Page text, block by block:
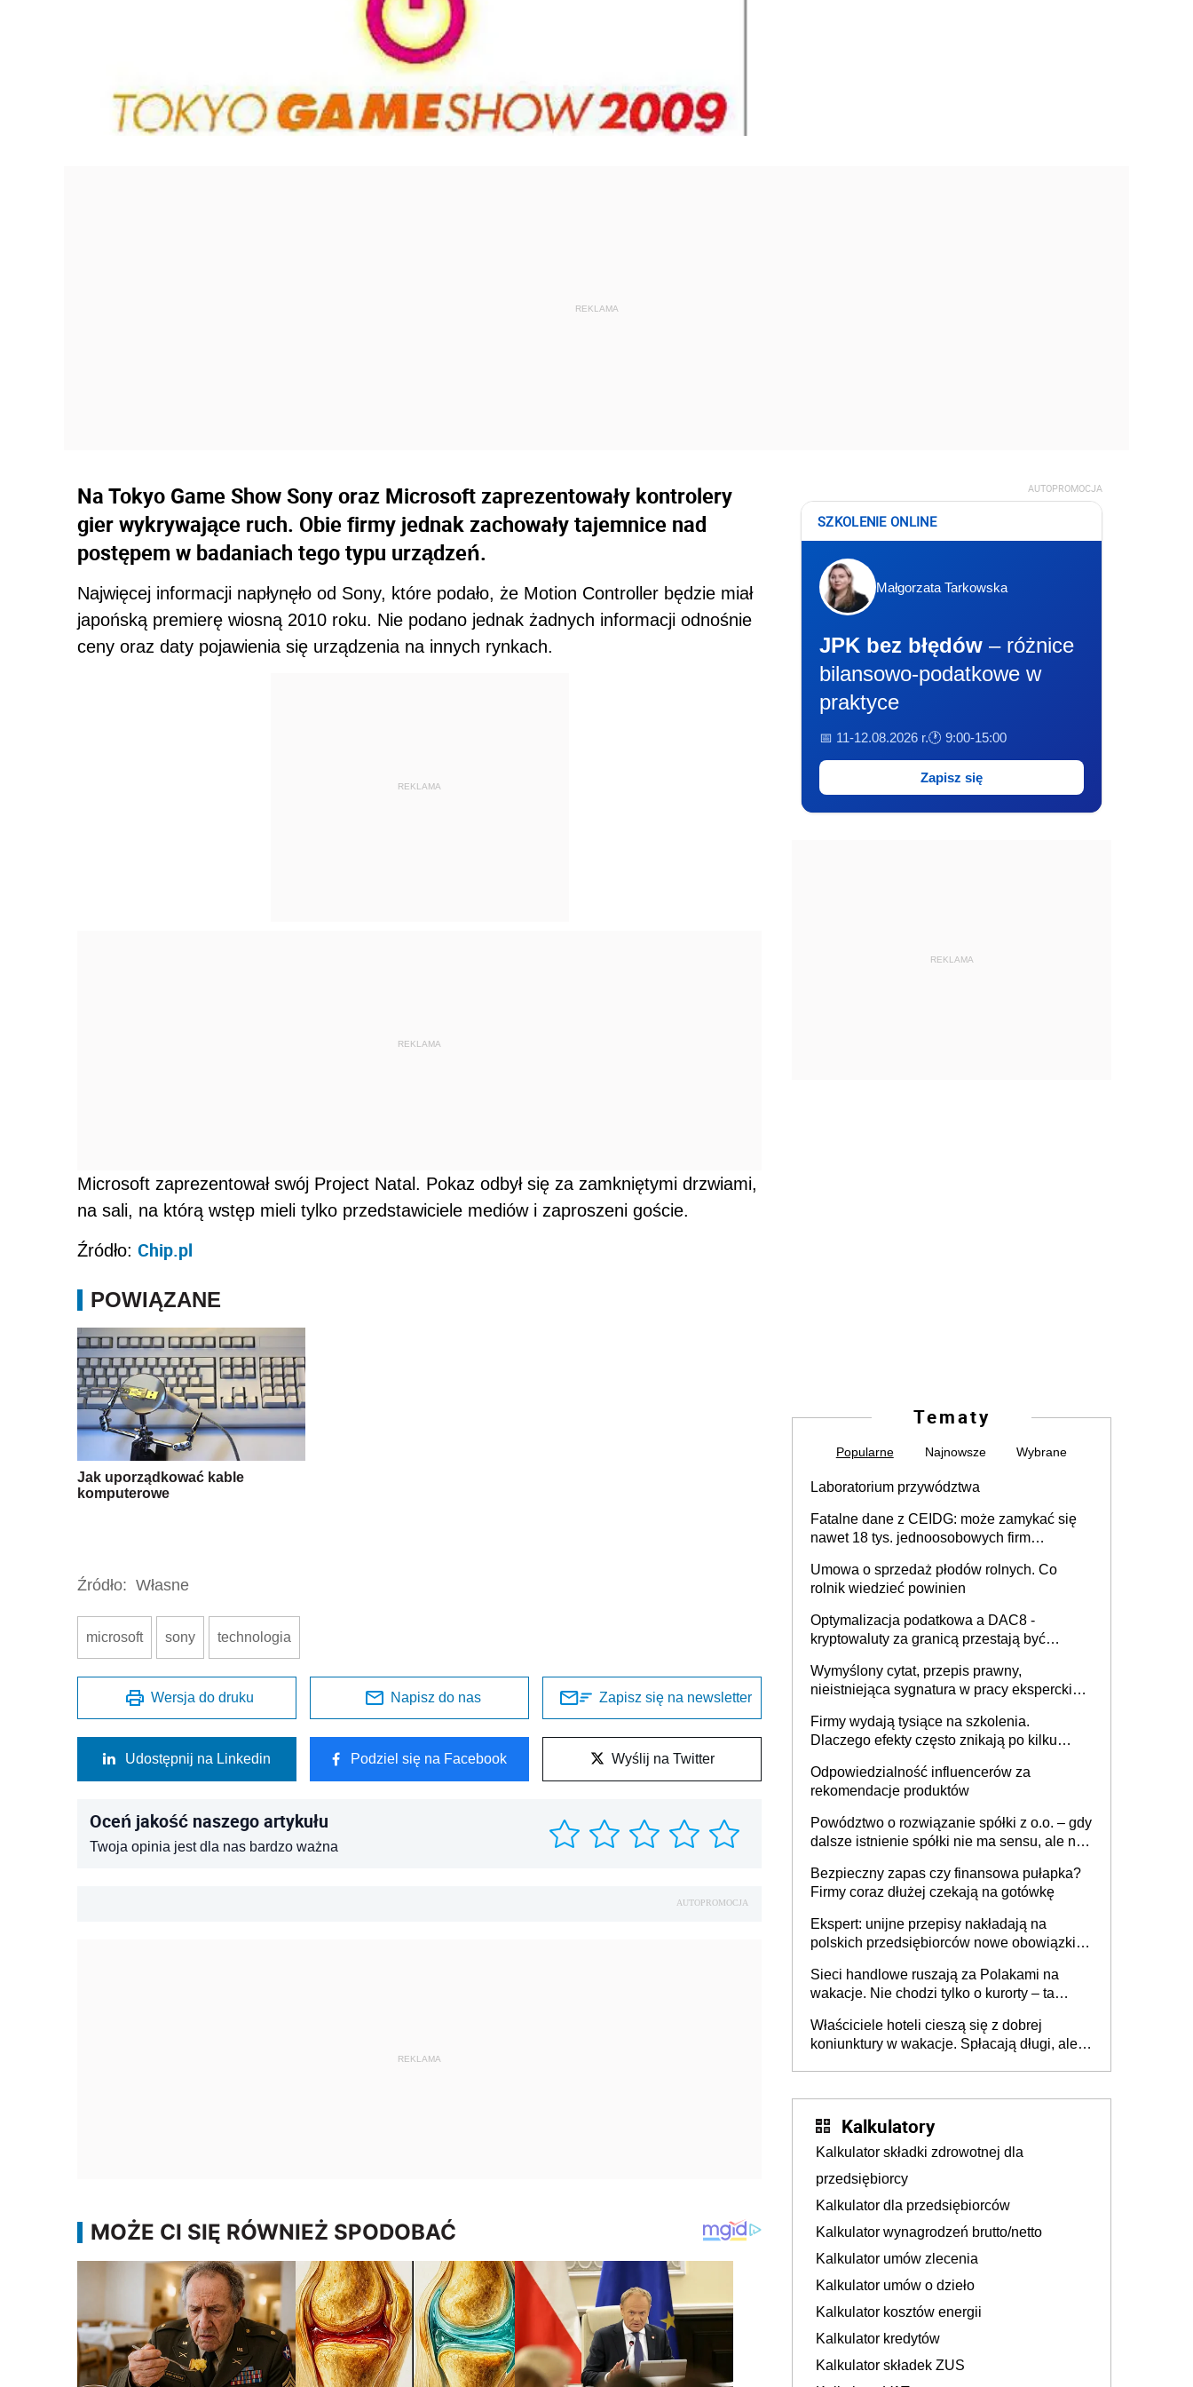
Na Tokyo Game Show Sony oraz Microsoft zaprezentowały kontrolery
gier wykrywające ruch. Obie firmy jednak zachowały tajemnice nad
postępem w badaniach tego typu urządzeń.
Najwięcej informacji napłynęło od Sony, które podało, że Motion Controller będzie miał
japońską premierę wiosną 2010 roku. Nie podano jednak żadnych informacji odnośnie
ceny oraz daty pojawienia się urządzenia na innych rynkach.
REKLAMA
REKLAMA
Microsoft zaprezentował swój Project Natal. Pokaz odbył się za zamkniętymi drzwiami,
na sali, na którą wstęp mieli tylko przedstawiciele mediów i zaproszeni goście.
Źródło: Chip.pl
POWIĄZANE
Jak uporządkować kable
komputerowe
Źródło: Własne
microsoft sony technologia
Wersja do druku Napisz do nas Zapisz się na newsletter
Udostępnij na Linkedin Podziel się na Facebook Wyślij na Twitter
Oceń jakość naszego artykułu
Twoja opinia jest dla nas bardzo ważna
AUTOPROMOCJA
REKLAMA
AUTOPROMOCJA
SZKOLENIE ONLINE
Małgorzata Tarkowska
JPK bez błędów – różnice
bilansowo-podatkowe w
praktyce
📅 11-12.08.2026 r.🕐 9:00-15:00
Zapisz się
REKLAMA
Tematy
Popularne Najnowsze Wybrane
Laboratorium przywództwa
Fatalne dane z CEIDG: może zamykać się
nawet 18 tys. jednoosobowych firm
Umowa o sprzedaż płodów rolnych. Co
rolnik wiedzieć powinien
Optymalizacja podatkowa a DAC8 -
kryptowaluty za granicą przestają być
Wymyślony cytat, przepis prawny,
nieistniejąca sygnatura w pracy eksperckiej -
firmie
Firmy wydają tysiące na szkolenia.
Dlaczego efekty często znikają po kilku
Odpowiedzialność influencerów za
rekomendacje produktów
Powództwo o rozwiązanie spółki z o.o. – gdy
dalsze istnienie spółki nie ma sensu, ale nie
Bezpieczny zapas czy finansowa pułapka?
Firmy coraz dłużej czekają na gotówkę
Ekspert: unijne przepisy nakładają na
polskich przedsiębiorców nowe obowiązki w
Sieci handlowe ruszają za Polakami na
wakacje. Nie chodzi tylko o kurorty – ta
tam, gdzie wielu spędzi urlop po cichu
Właściciele hoteli cieszą się z dobrej
koniunktury w wakacje. Spłacają długi, ale
Kalkulatory
Kalkulator składki zdrowotnej dla
przedsiębiorcy
Kalkulator dla przedsiębiorców
Kalkulator wynagrodzeń brutto/netto
Kalkulator umów zlecenia
Kalkulator umów o dzieło
Kalkulator kosztów energii
Kalkulator kredytów
Kalkulator składek ZUS